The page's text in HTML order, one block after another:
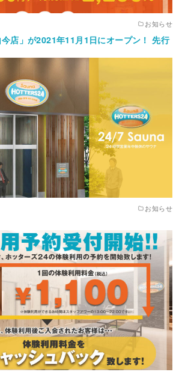
お知らせ
今店」が2021年11月1日にオープン！ 先行
お知らせ